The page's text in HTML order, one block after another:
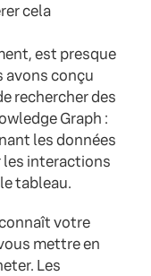
cela
est presque
avons conçu
rechercher des
Graph :
les données
les interactions
tableau.
votre
mettre en
Les